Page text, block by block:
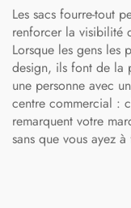
Les sacs fourre-tout
renforcer la visibilité
Lorsque les gens les
design, ils font de la
une personne avec
centre commercial :
remarquent votre
sans que vous ayez